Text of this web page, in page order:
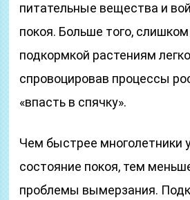
питательные вещества и
покоя. Больше того,
подкормкой растениям
спровоцировав процессы
«впасть в спячку».
Чем быстрее многолетники
состояние покоя, тем
проблемы вымерзания.